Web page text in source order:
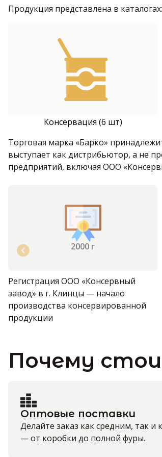
Продукция представлена в каталогах:
Консервация (6 шт)
Торговая марка «Барко»
выступает как дистрибьютор, а не
предприятий, включая ООО
2000 г
Регистрация ООО «Консервный
завод» в г. Клинцы — начало
производства консервированной
продукции
Почему
Оптовые поставки
Делайте заказ как средним, так
— от коробки до полной фуры.